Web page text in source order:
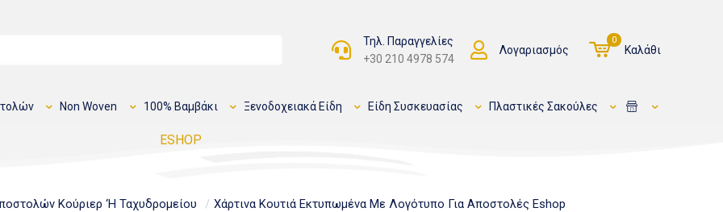
Τηλ. Παραγγελίες
+30 210 4978 574
Λογαριασμός
0
Καλάθι
Non Woven 100% Βαμβάκι Ξενοδοχειακά Είδη Είδη Συσκευασίας Πλαστικές Σακούλες
ESHOP
Κούριερ ‘Η Ταχυδρομείου / Χάρτινα Κουτιά Εκτυπωμένα Με Λογότυπο Για Αποστολές Eshop